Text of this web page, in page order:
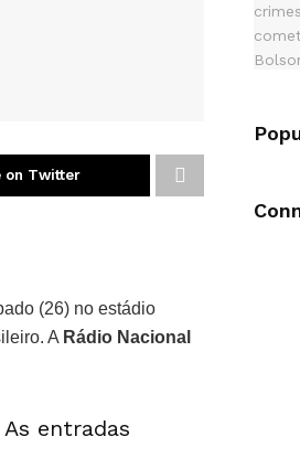
on Twitter
(26) no estádio
A Rádio Nacional
entradas